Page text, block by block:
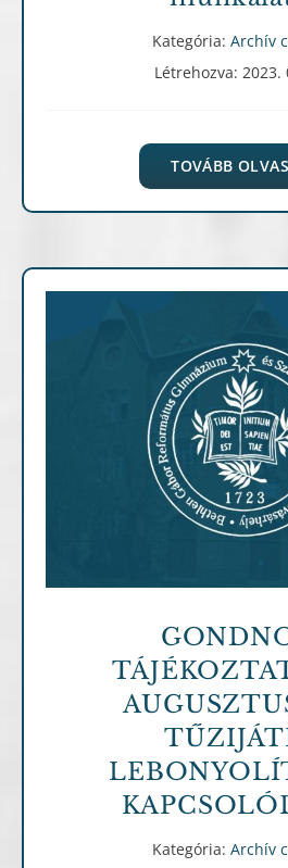
Kategória: Archív
Létrehozva: 2023.
TOVÁBB
Archív cikkek
Kategória: Archív